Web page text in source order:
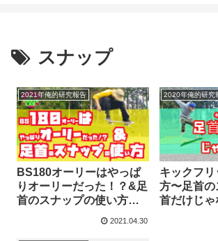
スナップ
2021年俺的研究報告
BS180オーリーはやっぱ
りオーリーだった！？&足
首のスナップの使い方
【21/02/25メモ】
2021.04.30
2020年俺的研究
キックフリ
方〜足首
首だけじゃ
易い？〜